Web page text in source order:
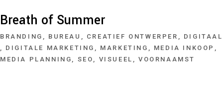
Breath of Summer
BRANDING BUREAU CREATIEF ONTWERPER
DIGITAAL
DIGITALE MARKETING
MARKETING
MEDIA INKOOP
MEDIA PLANNING
SEO VISUEEL VOORNAAMST